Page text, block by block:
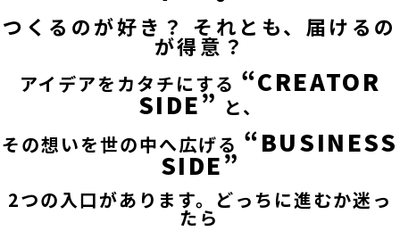
つくるのが好き？ それとも、届けるの
が得意？
アイデアをカタチにする “CREATOR
SIDE” と、
その想いを世の中へ広げる “BUSINESS
SIDE”
2つの入口があります。どっちに進むか迷っ
たら――